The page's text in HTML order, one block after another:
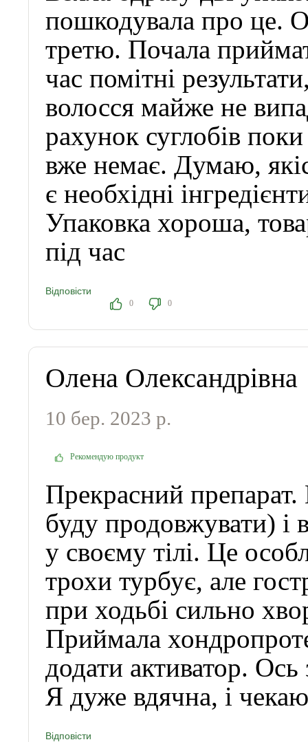
пошкодувала про це.
третю. Почала
час помітні
волосся майже не
рахунок суглобів
вже немає. Думаю,
є необхідні
Упаковка хороша,
під час
Відповісти
0 0
Олена Олександрівна
10 бер. 2023 р.
Рекомендую продукт
Прекрасний
буду продовжувати) і
у своєму тілі. Це
трохи турбує, але
при ходьбі сильно
Приймала
додати активатор.
Я дуже вдячна, і
Відповісти